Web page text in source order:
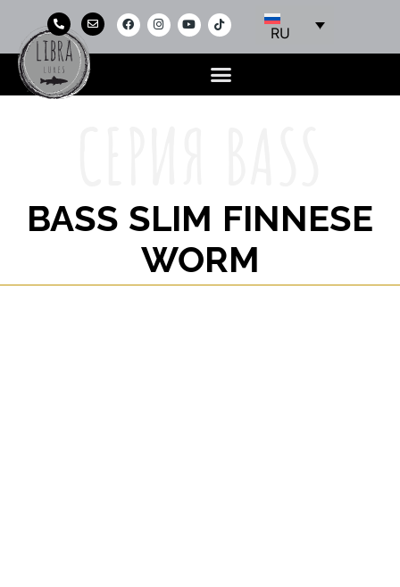
RU
BASS SLIM FINNESE
WORM